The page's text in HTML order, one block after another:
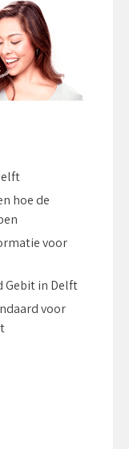
hoe de
voor
Gebit in Delft
voor